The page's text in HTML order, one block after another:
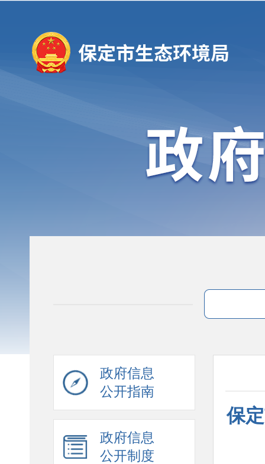
政府信息
公开指南
政府信息
公开制度
保